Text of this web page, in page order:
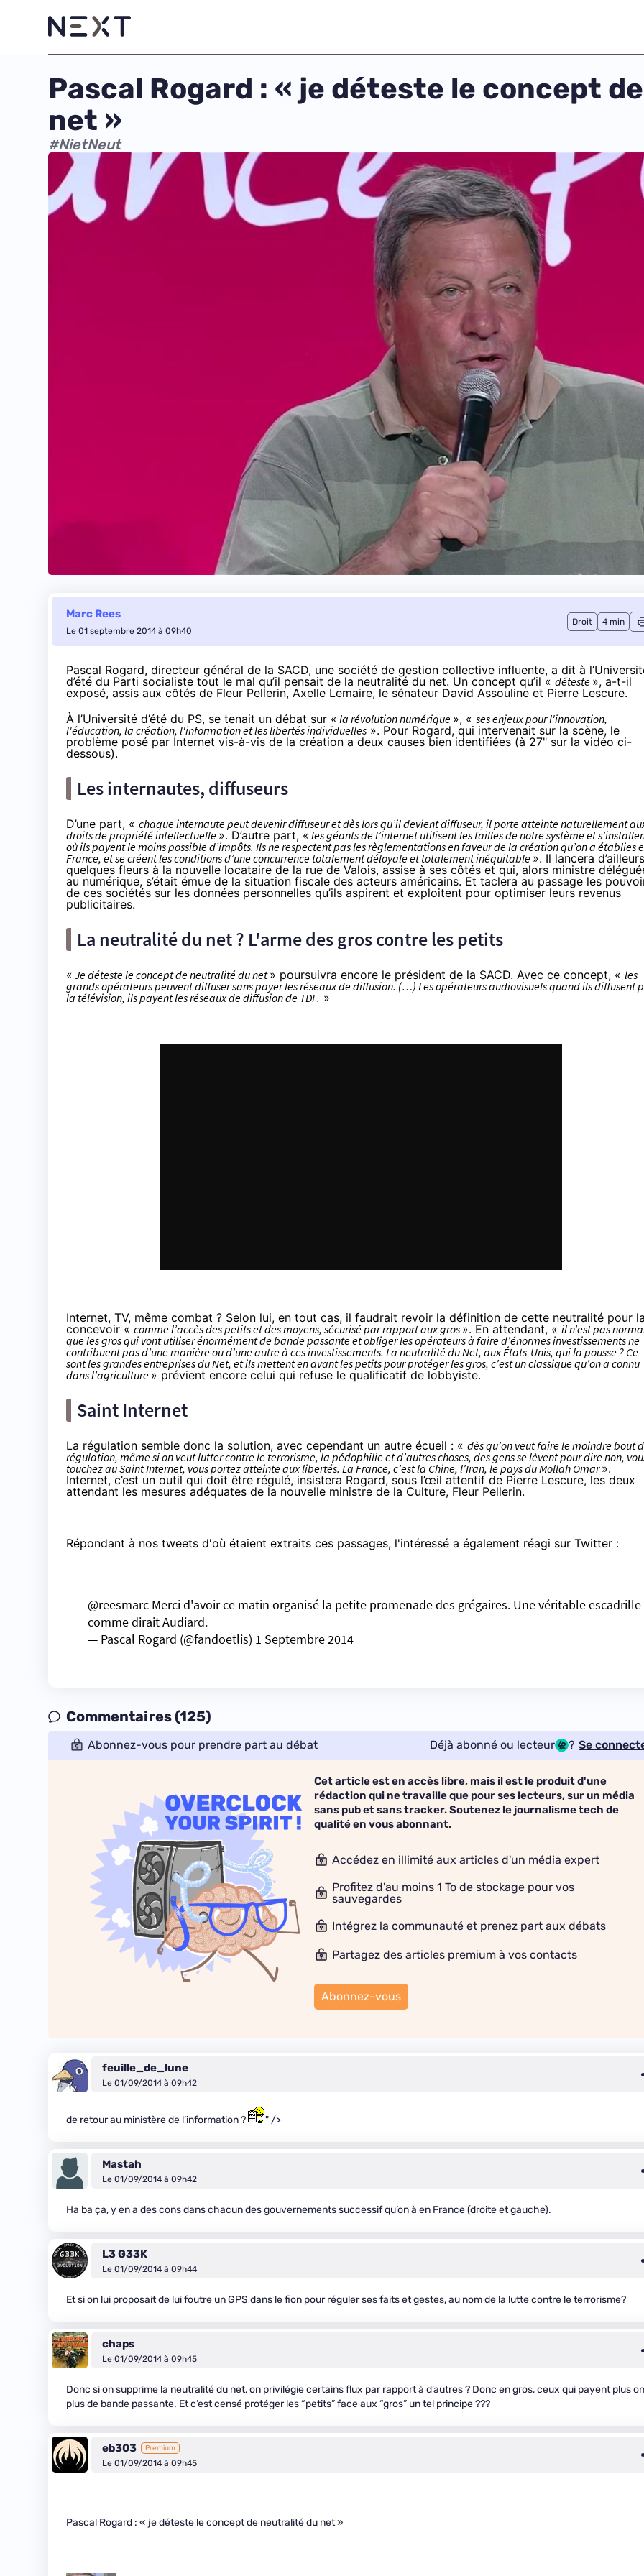
Pascal Rogard : « je déteste le concept
net »
#NietNeut
Marc Rees
Le 01 septembre 2014 à 09h40
Droit 4 min
Pascal Rogard, directeur général de la SACD, une société de gestion collective influente, a dit à
d’été du Parti socialiste tout le mal qu’il pensait de la neutralité du net. Un concept qu’il « déteste », a-t-il
exposé, assis aux côtés de Fleur Pellerin, Axelle Lemaire, le sénateur David Assouline et Pierre Lescure.
À l’Université d’été du PS, se tenait un débat sur « la révolution numérique », « ses enjeux pour l'innovation,
l'éducation, la création, l'information et les libertés individuelles ». Pour Rogard, qui intervenait sur la scène, le
problème posé par Internet vis-à-vis de la création a deux causes bien identifiées (à 27" sur la vidéo ci-
dessous).
Les internautes, diffuseurs
D’une part, « chaque internaute peut devenir diffuseur et dès lors qu’il devient diffuseur, il porte atteinte naturellement
droits de propriété intellectuelle ». D’autre part, « les géants de l’internet utilisent les failles de notre système et
où ils payent le moins possible d’impôts. Ils ne respectent pas les règlementations en faveur de la création qu’on a établies
France, et se créent les conditions d’une concurrence totalement déloyale et totalement inéquitable ». Il lancera d’ailleurs
quelques fleurs à la nouvelle locataire de la rue de Valois, assise à ses côtés et qui, alors ministre
au numérique, s’était émue de la situation fiscale des acteurs américains. Et taclera au passage les
de ces sociétés sur les données personnelles qu’ils aspirent et exploitent pour optimiser leurs revenus
publicitaires.
La neutralité du net? L'arme des gros contre les petits
« Je déteste le concept deneutralité du net » poursuivra encore le président de la SACD. Avec ce concept, « les
grands opérateurs peuvent diffuser sans payer les réseaux de diffusion. (…) Les opérateurs audiovisuels quand ils diffusent
la télévision, ils payent les réseaux de diffusion de TDF. »
Internet, TV, même combat ? Selon lui, en tout cas, il faudrait revoir la définition de cette neutralité pour
concevoir « comme l’accès des petits et des moyens, sécurisé par rapport aux gros ». En attendant, « il n’est pas
que les gros qui vont utiliser énormément de bande passante et obliger les opérateurs à faire d’énormes investissements ne
contribuent pas d’une manière ou d’une autre à ces investissements. La neutralité du Net, aux États-Unis, qui la pousse ? Ce
sont les grandes entreprises du Net, et ils mettent en avant les petits pour protéger les gros, c’est un classique qu’on a connu
dans l’agriculture » prévient encore celui qui refuse le qualificatif de lobbyiste.
Saint Internet
La régulation semble donc la solution, avec cependant un autre écueil : « dès qu’on veut faire le moindre bout
régulation, même si on veut lutter contre le terrorisme, la pédophilie et d’autres choses, des gens se lèvent pour dire non,
touchez au Saint Internet, vous portez atteinte aux libertés. La France, c’est la Chine, l’Iran, le pays du Mollah Omar».
Internet, c’est un outil qui doit être régulé, insistera Rogard, sous l’œil attentif de Pierre Lescure, les deux
attendant les mesures adéquates de la nouvelle ministre de la Culture, Fleur Pellerin.
Répondant à nos tweets d'où étaient extraits ces passages, l'intéressé a également réagi sur Twitter :
@reesmarc Merci d'avoir ce matin organisé la petite promenade des grégaires. Une véritable escadrille
comme dirait Audiard.
— Pascal Rogard (@fandoetlis) 1 Septembre 2014
Commentaires (125)
Abonnez-vous pour prendre part au débat Déjà abonné ou lecteur ? Se
Cet article est en accès libre, mais il est le produit d'une
rédaction qui ne travaille que pour ses lecteurs, sur un média
sans pub et sans tracker. Soutenez le journalisme tech de
qualité en vous abonnant.
Accédez en illimité aux articles d'un média expert
Profitez d'au moins 1 To de stockage pour vos
sauvegardes
Intégrez la communauté et prenez part aux débats
Partagez des articles premium à vos contacts
Abonnez-vous
feuille_de_lune
Le 01/09/2014 à 09h42
de retour au ministère de l’information ? " />
Mastah
Le 01/09/2014 à 09h42
Ha ba ça, y en a des cons dans chacun des gouvernements successif qu’on à en France (droite et gauche).
L3 G33K
Le 01/09/2014 à 09h44
Et si on lui proposait de lui foutre un GPS dans le fion pour réguler ses faits et gestes, au nom de la lutte contre le terrorisme?
chaps
Le 01/09/2014 à 09h45
Donc si on supprime la neutralité du net, on privilégie certains flux par rapport à d’autres ? Donc en gros, ceux qui payent plus
plus de bande passante. Et c’est censé protéger les “petits” face aux “gros” un tel principe ???
eb303 Premium
Le 01/09/2014 à 09h45
Pascal Rogard : « je déteste le concept de neutralité du net »